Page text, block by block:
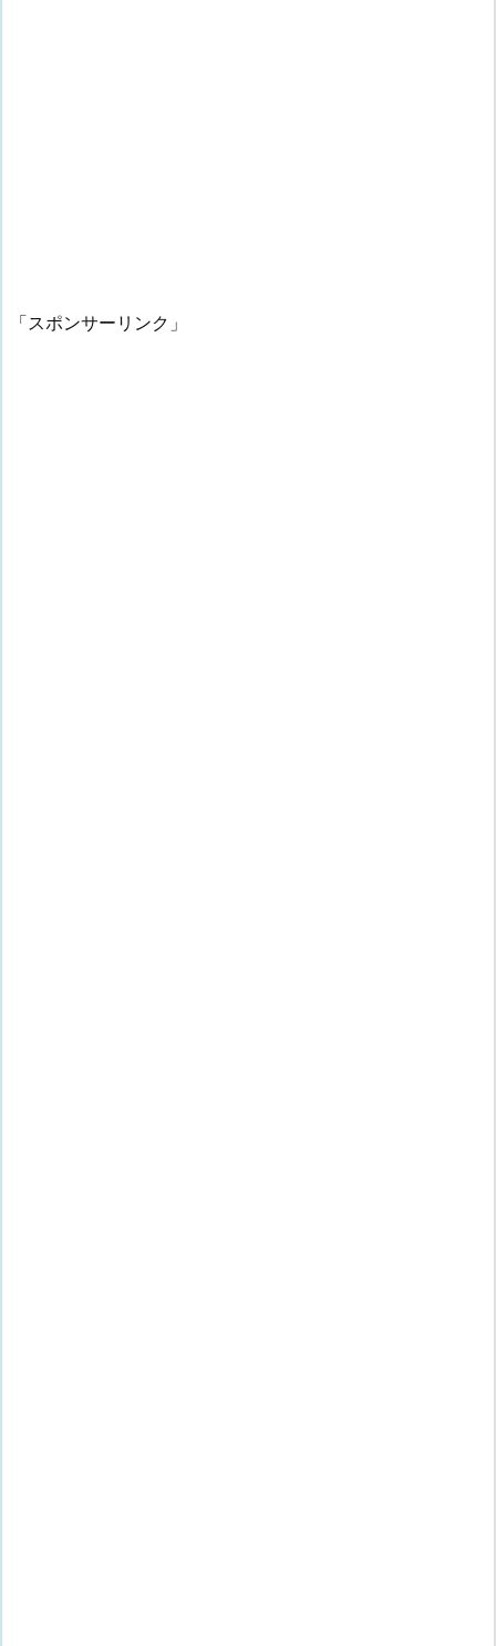
「スポンサーリンク」